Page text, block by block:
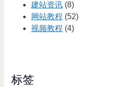
建站资讯 (8)
网站教程 (52)
视频教程 (4)
标签